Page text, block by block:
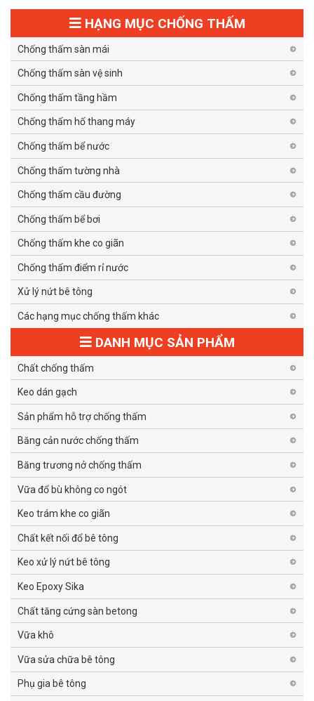
HẠNG MỤC CHỐNG THẤM
Chống thấm sàn mái
Chống thấm sàn vệ sinh
Chống thấm tầng hầm
Chống thấm hố thang máy
Chống thấm bể nước
Chống thấm tường nhà
Chống thấm cầu đường
Chống thấm bể bơi
Chống thấm khe co giãn
Chống thấm điểm rỉ nước
Xử lý nứt bê tông
Các hạng mục chống thấm khác
DANH MỤC SẢN PHẨM
Chất chống thấm
Keo dán gạch
Sản phẩm hỗ trợ chống thấm
Băng cản nước chống thấm
Băng trương nở chống thấm
Vữa đổ bù không co ngót
Keo trám khe co giãn
Chất kết nối đổ bê tông
Keo xử lý nứt bê tông
Keo Epoxy Sika
Chất tăng cứng sàn betong
Vữa khô
Vữa sửa chữa bê tông
Phụ gia bê tông